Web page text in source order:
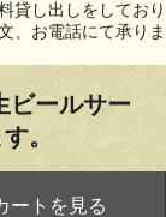
貸し出しをしており
、お電話にて承りま
ールサー
。
ートを見る